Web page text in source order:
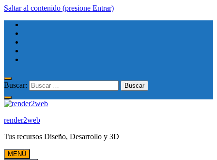
Saltar al contenido (presione Entrar)
Buscar:
render2web
Tus recursos Diseño, Desarrollo y 3D
MENÚ